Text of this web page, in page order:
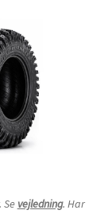
Se vejledning. Har